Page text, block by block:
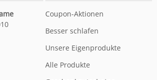
Coupon-Aktionen
Besser schlafen
Unsere Eigenprodukte
Alle Produkte